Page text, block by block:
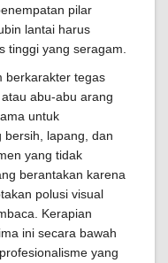
pilar
lantai harus
tinggi yang seragam.
berkarakter tegas
abu-abu arang
untuk
bersih, lapang, dan
yang tidak
berantakan karena
polusi visual
Kerapian
ini secara bawah
yang